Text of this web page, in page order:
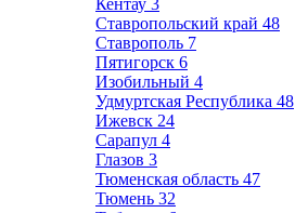
Кентау 3
Ставропольский край 48
Ставрополь 7
Пятигорск 6
Изобильный 4
Удмуртская Республика 48
Ижевск 24
Сарапул 4
Глазов 3
Тюменская область 47
Тюмень 32